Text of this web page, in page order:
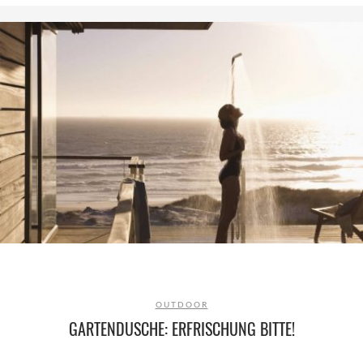
OUTDOOR
GARTENDUSCHE: ERFRISCHUNG BITTE!